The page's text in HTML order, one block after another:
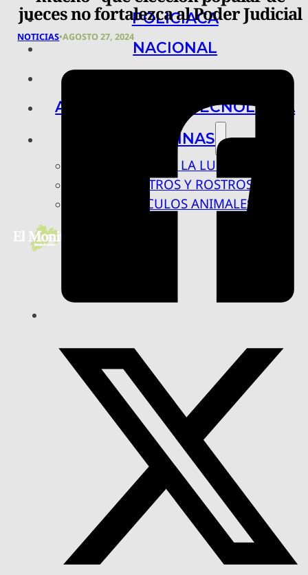
POLICIACA
NACIONAL
ARTE, CIENCIA Y TECNOLOGÍA
COLUMNAS
BAJO LA LUPA
RASTROS Y ROSTROS
VÍNCULOS ANIMALES
jueces no fortalezca al Poder Judicial
NOTICIAS•AGOSTO 27, 2024